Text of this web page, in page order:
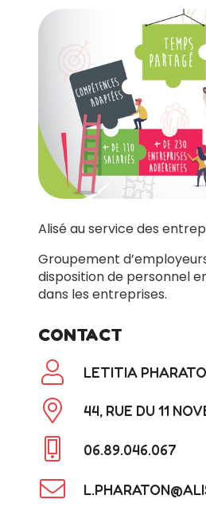
Alisé au service des
Groupement
disposition de personnel
dans les entreprises.
CONTACT
LETITIA
44, RUE DU 11
06.89.046.067